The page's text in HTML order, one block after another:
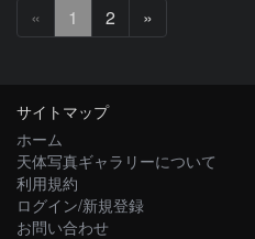
« 1 2 »
へ
サイトマップ
ホーム
天体写真ギャラリーについて
利用規約
ログイン/新規登録
お問い合わせ